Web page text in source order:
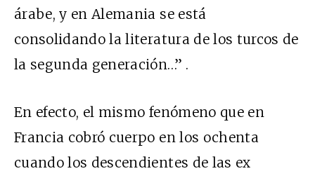
árabe, y en Alemania se está
consolidando la literatura de los turcos de
la segunda generación…” .
En efecto, el mismo fenómeno que en
Francia cobró cuerpo en los ochenta
cuando los descendientes de las ex